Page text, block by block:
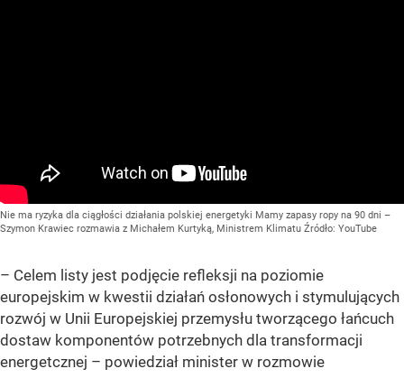
Nie ma ryzyka dla ciągłości działania polskiej energetyki Mamy zapasy ropy na 90 dni –
Szymon Krawiec rozmawia z Michałem Kurtyką, Ministrem Klimatu Źródło: YouTube
– Celem listy jest podjęcie refleksji na poziomie
europejskim w kwestii działań osłonowych i stymulujących
rozwój w Unii Europejskiej przemysłu tworzącego łańcuch
dostaw komponentów potrzebnych dla transformacji
energetcznej – powiedział minister w rozmowie